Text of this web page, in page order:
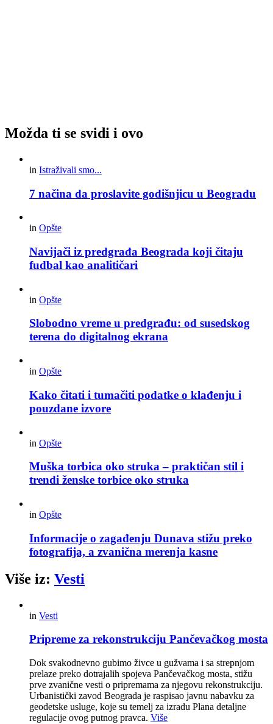
Možda ti se svidi i ovo
in Istraživali smo...
7 načina da proslavite godišnjicu u Beogradu
in Opšte
Navijači iz predgrađa Beograda koji čitaju
fudbal kao analitičari
in Opšte
Slobodno vreme u predgrađu: od susedskog
terena do digitalnog ekrana
in Opšte
Kako čitati i tumačiti podatke o klađenju i
pouzdane izvore
in Opšte
Muška torbica oko struka – praktičan stil i
trendi ženske torbice oko struka
in Opšte
Informacije o zagađenju Dunava stižu preko
fotografija, a zvanična merenja kasne
Više iz: Vesti
in Vesti
Pripreme za rekonstrukciju Pančevačkog mosta
Dok svakodnevno gubimo živce u gužvama i sa strepnjom
prelaze preko dotrajalih spojeva Pančevačkog mosta, stižu
prve zvanične vesti o pripremama za njegovu rekonstrukciju.
Urbanistički zavod Beograda je raspisao javnu nabavku za
geodetske usluge, koje su temelj za izradu Plana detaljne
regulacije ovog putnog pravca. Više